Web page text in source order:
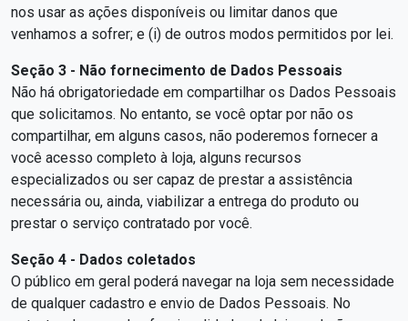
nos usar as ações disponíveis ou limitar danos que
venhamos a sofrer; e (i) de outros modos permitidos por lei.
Seção 3 - Não fornecimento de Dados Pessoais
Não há obrigatoriedade em compartilhar os Dados Pessoais
que solicitamos. No entanto, se você optar por não os
compartilhar, em alguns casos, não poderemos fornecer a
você acesso completo à loja, alguns recursos
especializados ou ser capaz de prestar a assistência
necessária ou, ainda, viabilizar a entrega do produto ou
prestar o serviço contratado por você.
Seção 4 - Dados coletados
O público em geral poderá navegar na loja sem necessidade
de qualquer cadastro e envio de Dados Pessoais. No